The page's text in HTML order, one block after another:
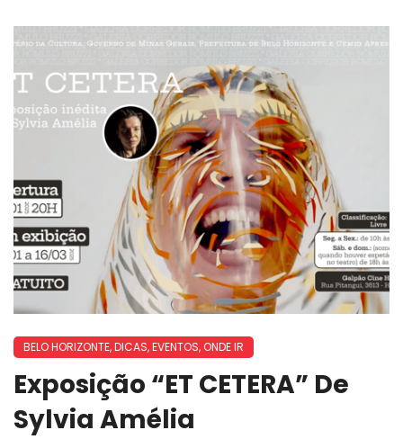
BELO HORIZONTE,DICAS,EVENTOS, ONDE IR
Exposição “ET CETERA” De
Sylvia Amélia